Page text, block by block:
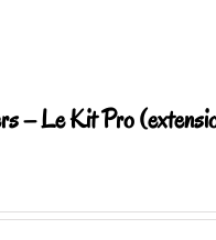
– Le Kit Pro